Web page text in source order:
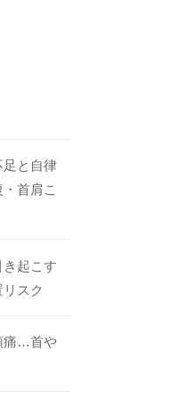
足と自律
首肩こ
き起こす
スク
痛…首や